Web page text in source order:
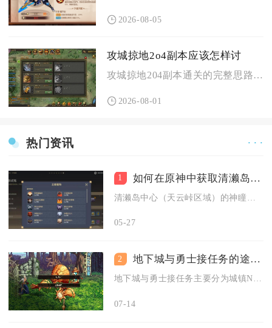
2026-08-05
攻城掠地2o4副本应该怎样讨
攻城掠地204副本通关的完整思路是以祝融先手破阵，司马懿反手...
2026-08-01
热门资讯 · · ·
1 如何在原神中获取清濑岛中心神瞳
05-27
2 地下城与勇士接任务的途径有哪些
地下城与勇士接任务主要分为城镇NPC对话接取、城镇布告栏委托...
07-14